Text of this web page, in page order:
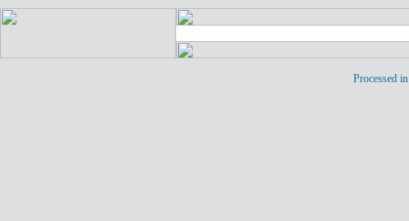
Processed